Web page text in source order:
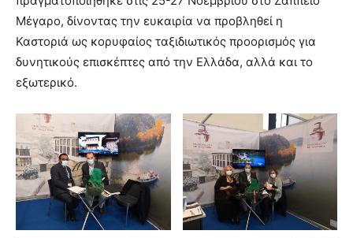
Μέγαρο, δίνοντας την ευκαιρία να προβληθεί η
Καστοριά ως κορυφαίος ταξιδιωτικός προορισμός για
δυνητικούς επισκέπτες από την Ελλάδα, αλλά και το
εξωτερικό.